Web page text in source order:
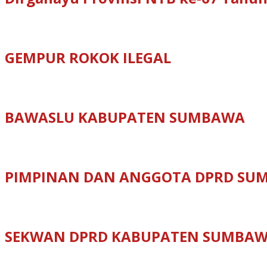
GEMPUR ROKOK ILEGAL
BAWASLU KABUPATEN SUMBAWA
PIMPINAN DAN ANGGOTA DPRD
SEKWAN DPRD KABUPATEN